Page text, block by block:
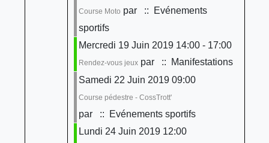
Course Moto par
:: Evénements
sportifs
Mercredi 19 Juin 2019 14:00 - 17:00
Rendez-vous jeuxpar
:: Manifestations
Samedi 22 Juin 2019 09:00
Course pédestre - CossTrott'
par
:: Evénements sportifs
Lundi 24 Juin 2019 12:00